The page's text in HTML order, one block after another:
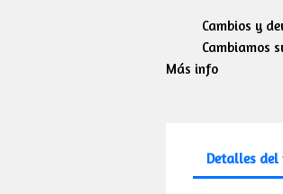
Cambios y
Cambiamos
Más info
Detalles del